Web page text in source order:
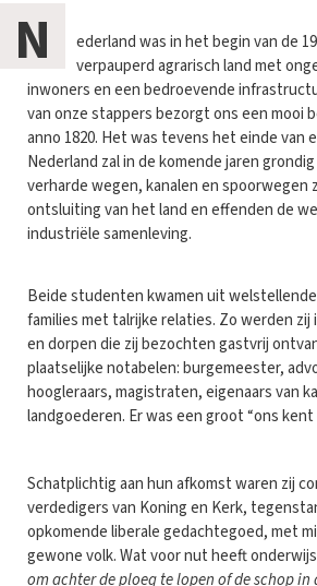
N
ederland was in het begin van de
verpauperd agrarisch land met
inwoners en een bedroevende
van onze stappers bezorgt ons een mooi
anno 1820. Het was tevens het einde van
Nederland zal in de komende jaren
verharde wegen, kanalen en spoorwegen
ontsluiting van het land en effenden de
industriële samenleving.
Beide studenten kwamen uit
families met talrijke relaties. Zo werden
en dorpen die zij bezochten gastvrij
plaatselijke notabelen: burgemeester,
hoogleraars, magistraten, eigenaars van
landgoederen. Er was een groot “ons
Schatplichtig aan hun afkomst waren zij
verdedigers van Koning en Kerk,
opkomende liberale gedachtegoed, met
gewone volk. Wat voor nut heeft onderwijs
om achter de ploeg te lopen of de schop in